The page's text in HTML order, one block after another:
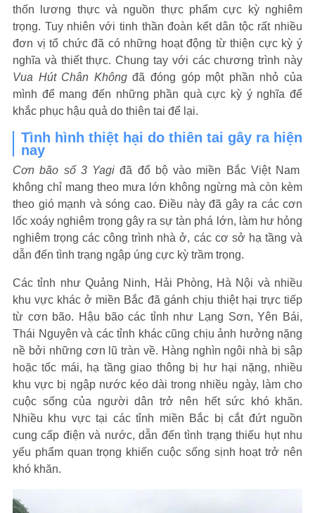
thốn lương thực và nguồn thực phẩm cực kỳ nghiêm
trọng. Tuy nhiên với tinh thần đoàn kết dân tộc rất nhiều
đơn vị tổ chức đã có những hoạt động từ thiện cực kỳ ý
nghĩa và thiết thực. Chung tay với các chương trình này
Vua Hút Chân Khôngđã đóng góp một phần nhỏ của
mình để mang đến những phần quà cực kỳ ý nghĩa để
khắc phục hậu quả do thiên tai để lại.
Tình hình thiệt hại do thiên tai gây ra hiện
nay
Cơn bão số 3 Yagi đã đổ bộ vào miền Bắc Việt Nam
không chỉ mang theo mưa lớn không ngừng mà còn kèm
theo gió mạnh và sóng cao. Điều này đã gây ra các cơn
lốc xoáy nghiêm trọng gây ra sự tàn phá lớn, làm hư hỏng
nghiêm trọng các công trình nhà ở, các cơ sở hạ tầng và
dẫn đến tình trạng ngập úng cực kỳ trầm trọng.
Các tỉnh như Quảng Ninh, Hải Phòng, Hà Nội và nhiều
khu vực khác ở miền Bắc đã gánh chịu thiệt hại trực tiếp
từ cơn bão. Hậu bão các tỉnh như Lạng Sơn, Yên Bái,
Thái Nguyên và các tỉnh khác cũng chịu ảnh hưởng nặng
nề bởi những cơn lũ tràn về. Hàng nghìn ngôi nhà bị sập
hoặc tốc mái, hạ tầng giao thông bị hư hại nặng, nhiều
khu vực bị ngập nước kéo dài trong nhiều ngày, làm cho
cuộc sống của người dân trở nên hết sức khó khăn.
Nhiều khu vực tại các tỉnh miền Bắc bị cắt đứt nguồn
cung cấp điện và nước, dẫn đến tình trạng thiếu hụt nhu
yếu phẩm quan trọng khiến cuộc sống sịnh hoạt trở nên
khó khăn.